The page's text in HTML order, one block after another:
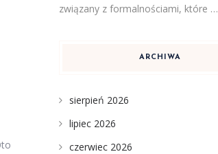
związany z formalnościami, które …
ARCHIWA
sierpień 2026
lipiec 2026
czerwiec 2026